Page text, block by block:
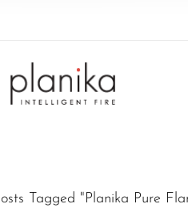
Tagged "Planika Pure